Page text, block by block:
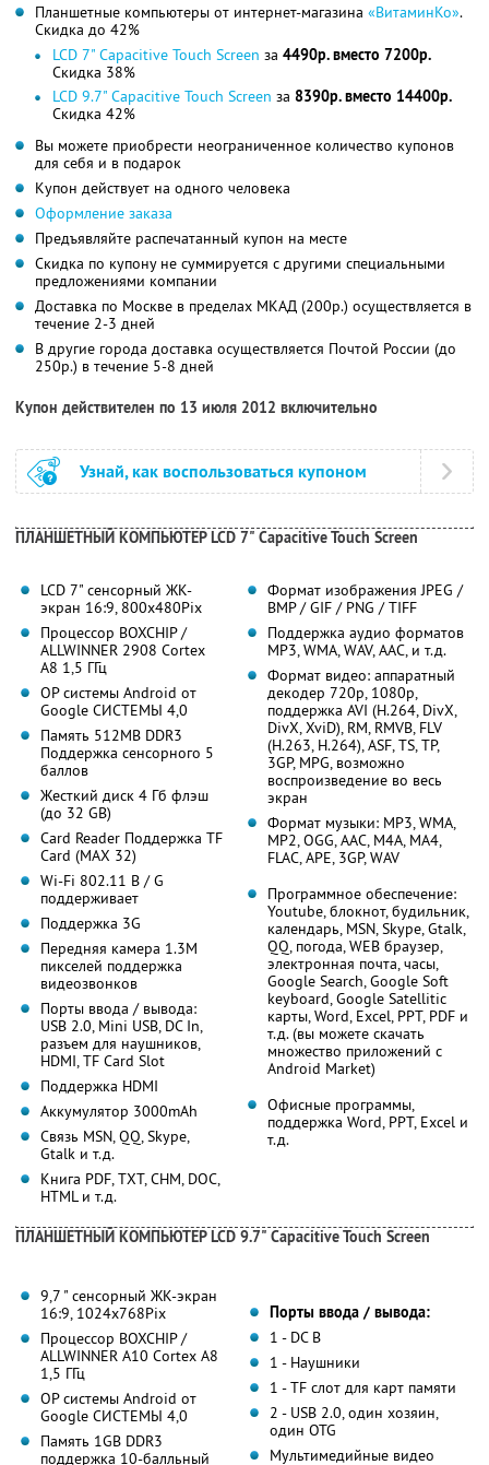
Планшетные компьютеры от интернет-магазина «ВитаминКо».
Скидка до 42%
LCD 7" Capacitive Touch Screen за 4490р. вместо 7200р.
Скидка 38%
LCD 9.7" Capacitive Touch Screen за 8390р. вместо 14400р.
Скидка 42%
Вы можете приобрести неограниченное количество купонов
для себя и в подарок
Купон действует на одного человека
Оформление заказа
Предъявляйте распечатанный купон на месте
Скидка по купону не суммируется с другими специальными
предложениями компании
Доставка по Москве в пределах МКАД (200р.) осуществляется в
течение 2-3 дней
В другие города доставка осуществляется Почтой России (до
250р.) в течение 5-8 дней
Купон действителен по 13 июля 2012 включительно
Узнай, как воспользоваться купоном
ПЛАНШЕТНЫЙ КОМПЬЮТЕР LCD 7" Capacitive Touch Screen
LCD 7" сенсорный ЖК-
экран 16:9, 800x480Pix
Процессор BOXCHIP /
ALLWINNER 2908 Cortex
A8 1,5 ГГц
OP системы Android от
Google СИСТЕМЫ 4,0
Память 512MB DDR3
Поддержка сенсорного 5
баллов
Жесткий диск 4 Гб флэш
(до 32 GB)
Card Reader Поддержка TF
Card (MAX 32)
Wi-Fi 802.11 B / G
поддерживает
Поддержка 3G
Передняя камера 1.3M
пикселей поддержка
видеозвонков
Порты ввода / вывода:
USB 2.0, Mini USB, DC In,
разъем для наушников,
HDMI, TF Card Slot
Поддержка HDMI
Аккумулятор 3000mAh
Связь MSN, QQ, Skype,
Gtalk и т.д.
Книга PDF, TXT, CHM, DOC,
HTML и т.д.
Формат изображения JPEG /
BMP / GIF / PNG / TIFF
Поддержка аудио форматов
MP3, WMA, WAV, AAC, и т.д.
Формат видео: аппаратный
декодер 720p, 1080p,
поддержка AVI (H.264, DivX,
DivX, XviD), RM, RMVB, FLV
(H.263, H.264), ASF, TS, TP,
3GP, MPG, возможно
воспроизведение во весь
экран
Формат музыки: MP3, WMA,
MP2, OGG, AAC, M4A, MA4,
FLAC, APE, 3GP, WAV
Программное обеспечение:
Youtube, блокнот, будильник,
календарь, MSN, Skype, Gtalk,
QQ, погода, WEB браузер,
электронная почта, часы,
Google Search, Google Soft
keyboard, Google Satellitic
карты, Word, Excel, PPT, PDF и
т.д. (вы можете скачать
множество приложений с
Android Market)
Офисные программы,
поддержка Word, PPT, Excel и
т.д.
ПЛАНШЕТНЫЙ КОМПЬЮТЕР LCD 9.7" Capacitive Touch Screen
9,7 " сенсорный ЖК-экран
16:9, 1024x768Pix
Процессор BOXCHIP /
ALLWINNER A10 Cortex A8
1,5 ГГц
OP системы Android от
Google СИСТЕМЫ 4,0
Память 1GB DDR3
поддержка 10-балльный
Порты ввода / вывода:
1 - DC В
1 - Наушники
1 - TF слот для карт памяти
2 - USB 2.0, один хозяин,
один OTG
Мультимедийные видео